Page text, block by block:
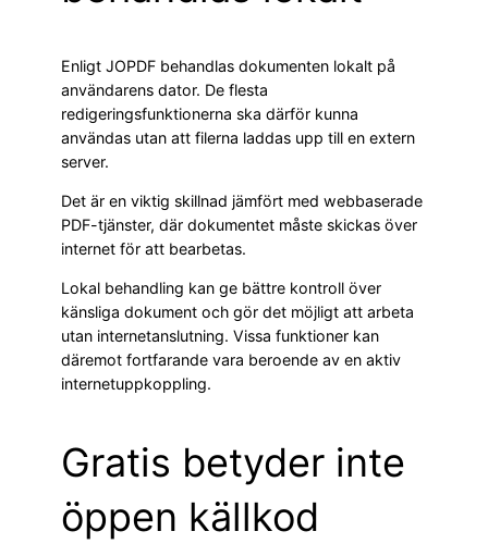
Enligt JOPDF behandlas dokumenten lokalt på
användarens dator. De flesta
redigeringsfunktionerna ska därför kunna
användas utan att filerna laddas upp till en extern
server.
Det är en viktig skillnad jämfört med webbaserade
PDF-tjänster, där dokumentet måste skickas över
internet för att bearbetas.
Lokal behandling kan ge bättre kontroll över
känsliga dokument och gör det möjligt att arbeta
utan internetanslutning. Vissa funktioner kan
däremot fortfarande vara beroende av en aktiv
internetuppkoppling.
Gratis betyder inte
öppen källkod